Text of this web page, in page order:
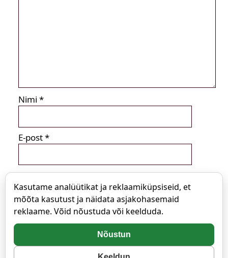
Nimi*
E-post*
Kasutame analüütikat ja reklaamiküpsiseid, et
mõõta kasutust ja näidata asjakohasemaid
reklaame. Võid nõustuda või keelduda.
Nõustun